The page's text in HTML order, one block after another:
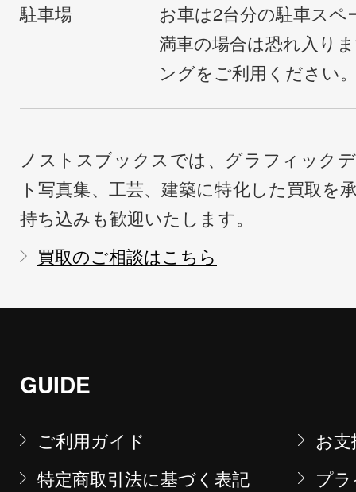
駐車場
お車は2台分の駐車ス
満車の場合は恐れ入り
ングをご利用ください
ノストスブックスでは、グラフィック
ト写真集、工芸、建築に特化した買取を
持ち込みも歓迎いたします。
買取のご相談はこちら
GUIDE
ご利用ガイド
お
特定商取引法に基づく表記
プ